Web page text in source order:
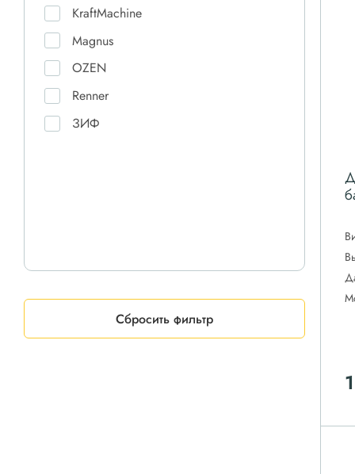
KraftMachine
Magnus
OZEN
Renner
ЗИФ
Сбросить фильтр